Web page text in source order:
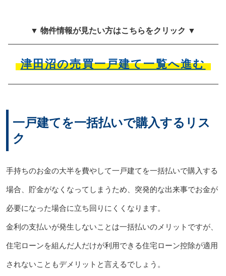
▼ 物件情報が見たい方はこちらをクリック ▼
津田沼の売買一戸建て一覧へ進む
一戸建てを一括払いで購入するリス
ク
手持ちのお金の大半を費やして一戸建てを一括払いで購入する
場合、貯金がなくなってしまうため、突発的な出来事でお金が
必要になった場合に立ち回りにくくなります。
金利の支払いが発生しないことは一括払いのメリットですが、
住宅ローンを組んだ人だけが利用できる住宅ローン控除が適用
されないこともデメリットと言えるでしょう。